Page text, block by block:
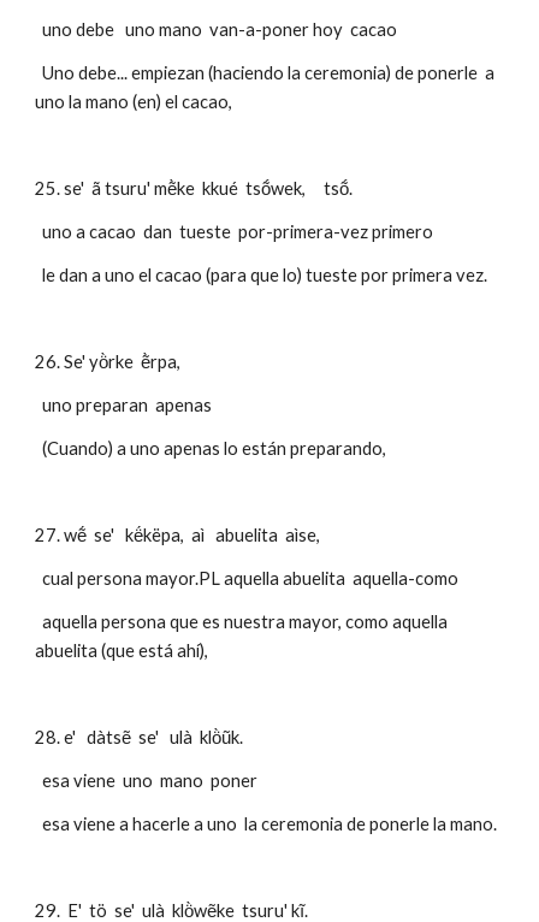
  uno debe   uno mano  van-a-poner hoy  cacao
  Uno debe... empiezan (haciendo la ceremonia) de ponerle  a
uno la mano (en) el cacao,
25. se'  ã tsuru' mẽ̀ke  kkué  tsṍwek,     tsṍ.
  uno a cacao  dan  tueste  por-primera-vez primero
  le dan a uno el cacao (para que lo) tueste por primera vez.
26. Se' yö̀rke  ẽ̀rpa,
  uno preparan  apenas
  (Cuando) a uno apenas lo están preparando,
27. wẽ́  se'   kë́këpa,  aì   abuelita  aìse,
  cual persona mayor.PL aquella abuelita  aquella-como
  aquella persona que es nuestra mayor, como aquella
abuelita (que está ahí),
28. e'   dàtsẽ  se'   ulà  klö̀ũk.
  esa viene  uno  mano  poner
  esa viene a hacerle a uno  la ceremonia de ponerle la mano.
29.  E'  tö  se'  ulà  klö̀wẽke  tsuru' kĩ.